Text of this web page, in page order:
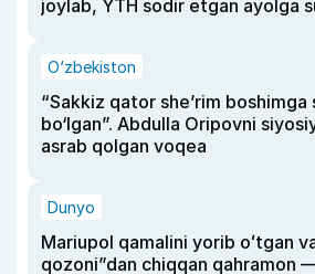
joylab, YTH sodir etgan ayolga
O‘zbekiston
“Sakkiz qator she’rim
bo‘lgan”. Abdulla Oripovni
asrab qolgan voqea
Dunyo
Mariupol qamalini yorib oʻtgan
qozoni”dan chiqqan qahramon